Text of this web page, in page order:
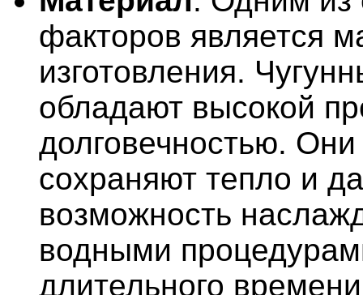
факторов является
изготовления.
обладают высокой
долговечностью. Они
сохраняют тепло и
возможность
водными
длительного